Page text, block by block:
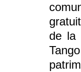
de la